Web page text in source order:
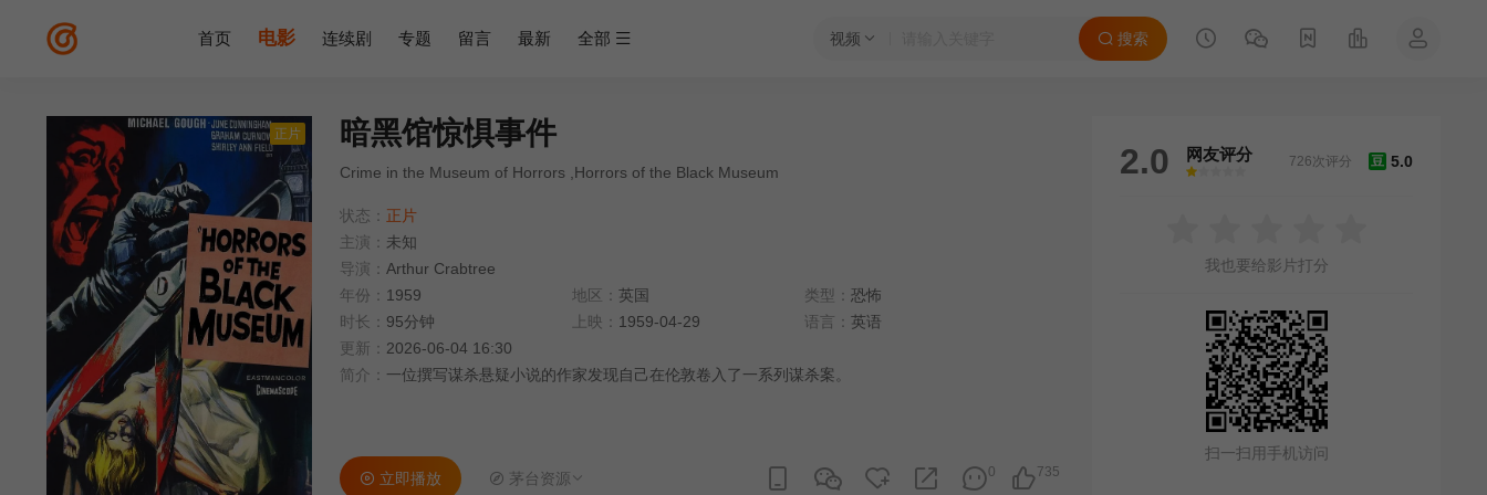
视频 搜索
首页 电影 连续剧 专题 留言 最新 全部
正片 暗黑馆惊惧事件
Crime in the Museum of Horrors ,Horrors of the Black Museum
状态： 正片
主演： 未知
导演： Arthur Crabtree
年份： 1959 地区： 英国 类型： 恐怖
时长： 95分钟 上映： 1959-04-29 语言： 英语
更新： 2026-06-04 16:30
简介： 一位撰写谋杀悬疑小说的作家发现自己在伦敦卷入了一系列谋杀案。
735
0
立即播放 茅台资源
2.0 网友评分
很差
较差还行推荐
力荐
豆 5.0
726次评分
我也要给影片打分
扫一扫用手机访问